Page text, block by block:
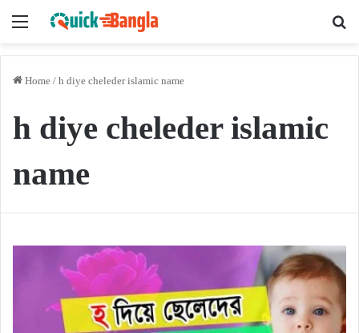
Menu
Home / h diye cheleder islamic name
h diye cheleder islamic
name